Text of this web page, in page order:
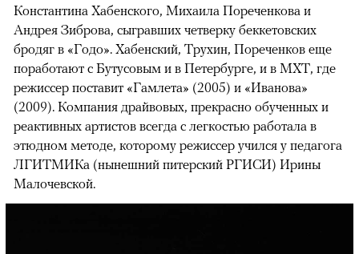
Константина Хабенского, Михаила Пореченкова и
Андрея Зиброва, сыгравших четверку беккетовских
бродяг в «Годо». Хабенский, Трухин, Пореченков еще
поработают с Бутусовым и в Петербурге, и в МХТ, где
режиссер поставит «Гамлета» (2005) и «Иванова»
(2009). Компания драйвовых, прекрасно обученных и
реактивных артистов всегда с легкостью работала в
этюдном методе, которому режиссер учился у педагога
ЛГИТМИКа (нынешний питерский РГИСИ) Ирины
Малочевской.